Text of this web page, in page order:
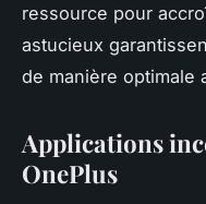
ressource pour
astucieux
de manière optimale
Applications
OnePlus